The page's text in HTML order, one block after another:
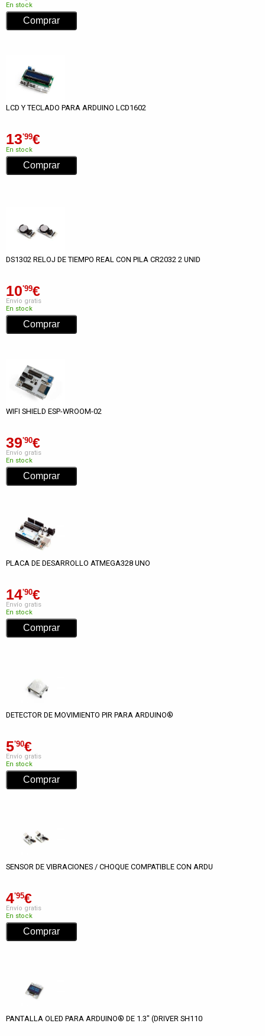
En stock
LCD Y TECLADO PARA ARDUINO LCD1602
13'99€
En stock
DS1302 RELOJ DE TIEMPO REAL CON PILA CR2032 2 UNID
10'99€
Envío gratis
En stock
WIFI SHIELD ESP-WROOM-02
39'90€
Envío gratis
En stock
PLACA DE DESARROLLO ATMEGA328 UNO
14'90€
Envío gratis
En stock
DETECTOR DE MOVIMIENTO PIR PARA ARDUINO®
5'90€
Envío gratis
En stock
SENSOR DE VIBRACIONES / CHOQUE COMPATIBLE CON ARDU
4'95€
Envío gratis
En stock
PANTALLA OLED PARA ARDUINO® DE 1.3" (DRIVER SH110